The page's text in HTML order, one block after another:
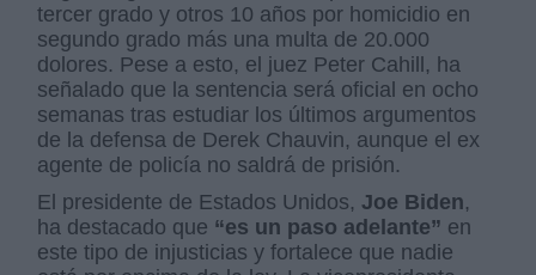
tercer grado y otros 10 años por homicidio en
segundo grado más una multa de 20.000
dolores. Pese a esto, el juez Peter Cahill, ha
señalado que la sentencia será oficial en ocho
semanas tras estudiar los últimos argumentos
de la defensa de Derek Chauvin, aunque el ex
agente de policía no saldrá de prisión.
El presidente de Estados Unidos, Joe Biden,
ha destacado que “es un paso adelante” en
este tipo de injusticias y fortalece que nadie